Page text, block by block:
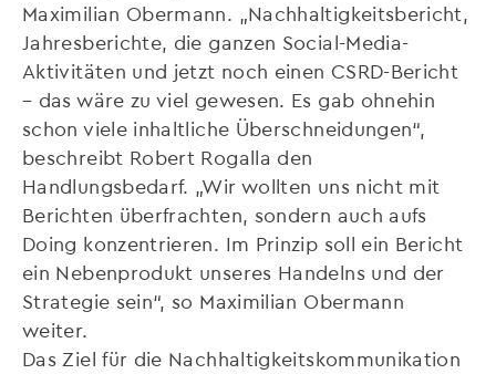
Maximilian Obermann. „Nachhaltigkeitsbericht,
Jahresberichte, die ganzen Social-Media-
Aktivitäten und jetzt noch einen CSRD-Bericht
– das wäre zu viel gewesen. Es gab ohnehin
schon viele inhaltliche Überschneidungen“,
beschreibt Robert Rogalla den
Handlungsbedarf. „Wir wollten uns nicht mit
Berichten überfrachten, sondern auch aufs
Doing konzentrieren. Im Prinzip soll ein Bericht
ein Nebenprodukt unseres Handelns und der
Strategie sein“, so Maximilian Obermann
weiter.
Das Ziel für die Nachhaltigkeitskommunikation